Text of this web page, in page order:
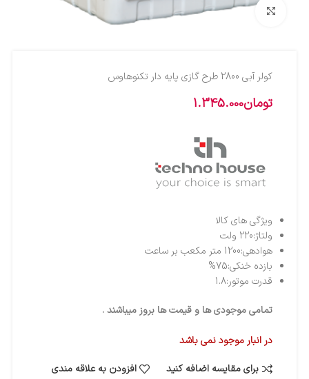
بزرگنمایی تصویر
کولر آبي 2800 طرح گازي پايه دار تکنوهاوس
تومان1.345.000
ویژگی های کالا
ولتاژ:220 ولت
هوادهی:1200 متر مکعب بر ساعت
بازده خنکی:75%
قدرت موتور:1.8
تمامی موجودی ها و قیمت ها بروز میباشند .
در انبار موجود نمی باشد
برای مقایسه اضافه کنید
افزودن به علاقه مندی